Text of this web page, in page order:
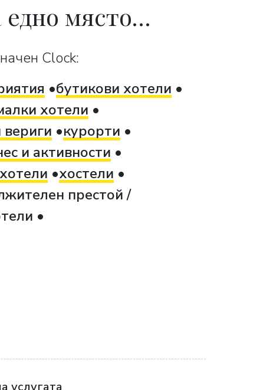
едно място…
Clock:
бутикови хотели
хотели
вериги
курорти
и активности
хостели
престой /
услугата